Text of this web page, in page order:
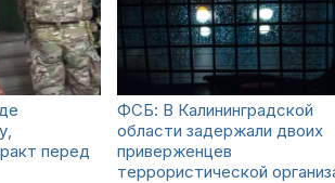
перед
ФСБ: В Калининградской
области задержали двоих
приверженцев
террористической